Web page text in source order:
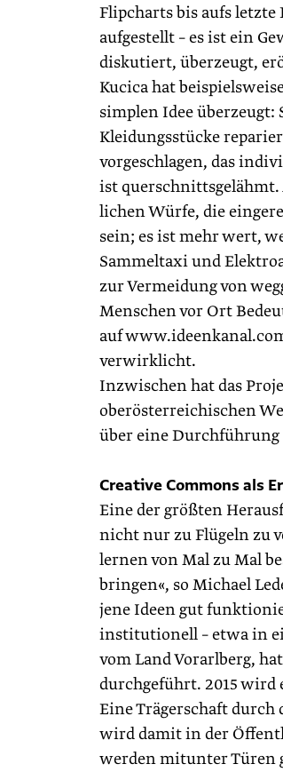
Flipcharts bis aufs
aufgestellt – es ist ein
diskutiert, überzeugt,
Kucica hat
simplen Idee
Kleidungsstücke
vorgeschlagen, das
ist querschnittsgelähmt.
lichen Würfe, die
sein; es ist mehr wert,
Sammeltaxi und
zur Vermeidung von
Menschen vor Ort
auf
verwirklicht.
Inzwischen hat das
oberösterreichischen
über eine Durchführung
Creative Commons als
Eine der größten
nicht nur zu Flügeln zu
lernen von Mal zu Mal
bringen«, so Michael
jene Ideen gut
institutionell – etwa in
vom Land Vorarlberg,
durchgeführt. 2015
Eine Trägerschaft
wird damit in der
werden mitunter Türen